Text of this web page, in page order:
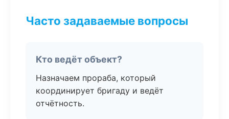
Часто задаваемые вопросы
Кто ведёт объект?
Назначаем прораба, который
координирует бригаду и ведёт
отчётность.